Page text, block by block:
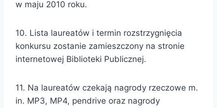
w maju 2010 roku.
10. Lista laureatów i termin rozstrzygnięcia
konkursu zostanie zamieszczony na stronie
internetowej Biblioteki Publicznej.
11. Na laureatów czekają nagrody rzeczowe m.
in. MP3, MP4, pendrive oraz nagrody